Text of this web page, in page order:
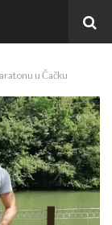
u Čačku